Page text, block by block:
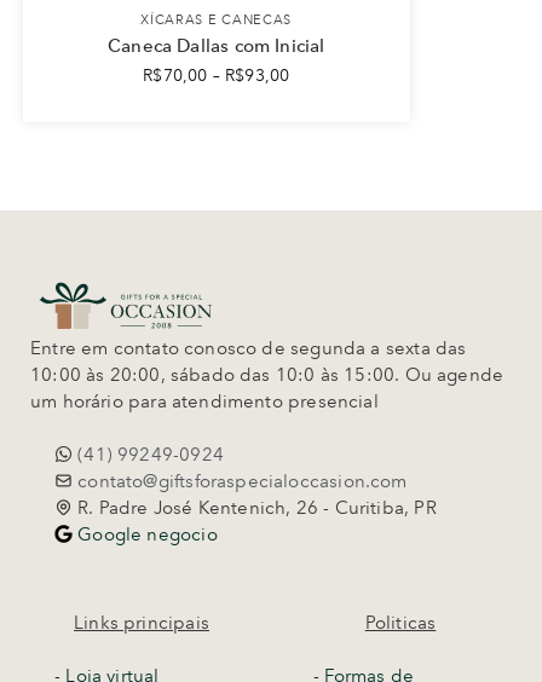
XÍCARAS E CANECAS
Caneca Dallas com Inicial
R$70,00 – R$93,00
Entre em contato conosco de segunda a sexta das
10:00 às 20:00, sábado das 10:0 às 15:00. Ou agende
um horário para atendimento presencial
(41) 99249-0924
contato@giftsforaspecialoccasion.com
R. Padre José Kentenich, 26 - Curitiba, PR
Google negocio
Links principais
- Loja virtual
Politicas
- Formas de